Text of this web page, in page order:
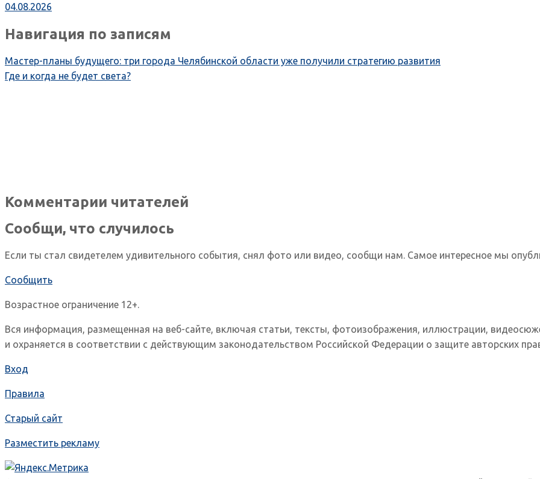
04.08.2026
Навигация по записям
Мастер-планы будущего: три города Челябинской области уже получили стратегию развития
Где и когда не будет света?
Комментарии читателей
Сообщи, что случилось
Если ты стал свидетелем удивительного события, снял фото или видео, сообщи нам. Самое интересное мы
Сообщить
Возрастное ограничение 12+.
Вся информация, размещенная на веб-сайте, включая статьи, тексты, фотоизображения, иллюстрации,
и охраняется в соответствии с действующим законодательством Российской Федерации о защите авторских
Вход
Правила
Старый сайт
Разместить рекламу